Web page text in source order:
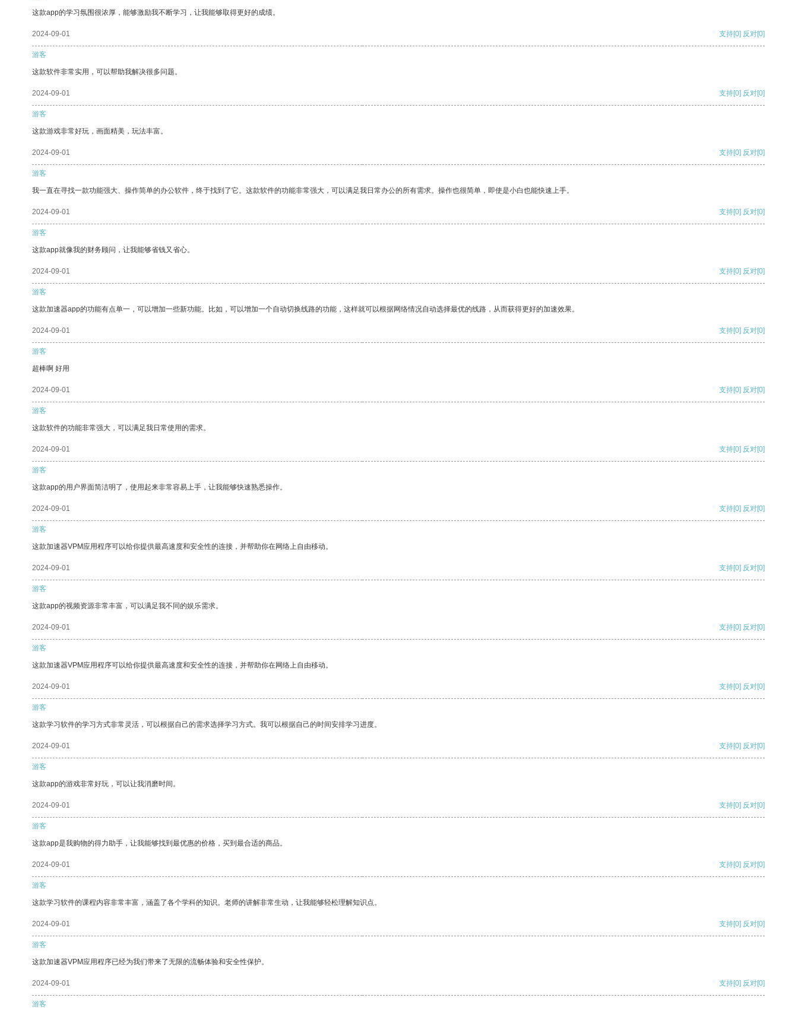
这款app的学习氛围很浓厚，能够激励我不断学习，让我能够取得更好的成绩。
2024-09-01 支持[0] 反对[0]
游客
这款软件非常实用，可以帮助我解决很多问题。
2024-09-01 支持[0] 反对[0]
游客
这款游戏非常好玩，画面精美，玩法丰富。
2024-09-01 支持[0] 反对[0]
游客
我一直在寻找一款功能强大、操作简单的办公软件，终于找到了它。这款软件的功能非常强大，可以满足我日常办公的所有需求。操作也很简单，即使是小白也能快速上手。
2024-09-01 支持[0] 反对[0]
游客
这款app就像我的财务顾问，让我能够省钱又省心。
2024-09-01 支持[0] 反对[0]
游客
这款加速器app的功能有点单一，可以增加一些新功能。比如，可以增加一个自动切换线路的功能，这样就可以根据网络情况自动选择最优的线路，从而获得更好的加速效果。
2024-09-01 支持[0] 反对[0]
游客
超棒啊 好用
2024-09-01 支持[0] 反对[0]
游客
这款软件的功能非常强大，可以满足我日常使用的需求。
2024-09-01 支持[0] 反对[0]
游客
这款app的用户界面简洁明了，使用起来非常容易上手，让我能够快速熟悉操作。
2024-09-01 支持[0] 反对[0]
游客
这款加速器VPM应用程序可以给你提供最高速度和安全性的连接，并帮助你在网络上自由移动。
2024-09-01 支持[0] 反对[0]
游客
这款app的视频资源非常丰富，可以满足我不同的娱乐需求。
2024-09-01 支持[0] 反对[0]
游客
这款加速器VPM应用程序可以给你提供最高速度和安全性的连接，并帮助你在网络上自由移动。
2024-09-01 支持[0] 反对[0]
游客
这款学习软件的学习方式非常灵活，可以根据自己的需求选择学习方式。我可以根据自己的时间安排学习进度。
2024-09-01 支持[0] 反对[0]
游客
这款app的游戏非常好玩，可以让我消磨时间。
2024-09-01 支持[0] 反对[0]
游客
这款app是我购物的得力助手，让我能够找到最优惠的价格，买到最合适的商品。
2024-09-01 支持[0] 反对[0]
游客
这款学习软件的课程内容非常丰富，涵盖了各个学科的知识。老师的讲解非常生动，让我能够轻松理解知识点。
2024-09-01 支持[0] 反对[0]
游客
这款加速器VPM应用程序已经为我们带来了无限的流畅体验和安全性保护。
2024-09-01 支持[0] 反对[0]
游客